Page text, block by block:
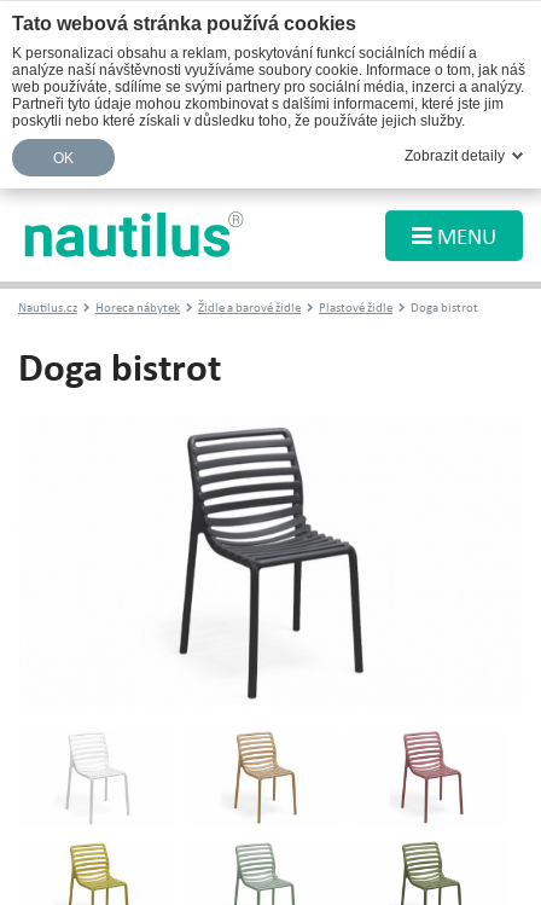
MENU
Nautilus.cz Horeca nábytek Židle a barové židle Plastové židle Doga bistrot
Doga bistrot
Tato webová stránka používá cookies
K personalizaci obsahu a reklam, poskytování funkcí sociálních médií a
analýze naší návštěvnosti využíváme soubory cookie. Informace o tom, jak náš
web používáte, sdílíme se svými partnery pro sociální média, inzerci a analýzy.
Partneři tyto údaje mohou zkombinovat s dalšími informacemi, které jste jim
poskytli nebo které získali v důsledku toho, že používáte jejich služby.
OK Zobrazit detaily